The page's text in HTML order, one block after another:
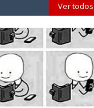
Ver todos